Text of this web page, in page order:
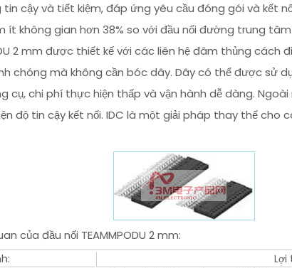
cậy và tiết kiệm, đáp ứng yêu cầu đóng gói và kết
ít không gian hơn 38% so với đầu nối đường trung
2 mm được thiết kế với các liên hệ đâm thủng cách
chóng mà không cần bóc dây. Dây có thể được sử
cụ, chi phí thực hiện thấp và vận hành dễ dàng.
độ tin cậy kết nối. IDC là một giải pháp thay thế cho
của đầu nối TEAMMPODU 2 mm:
Lợi